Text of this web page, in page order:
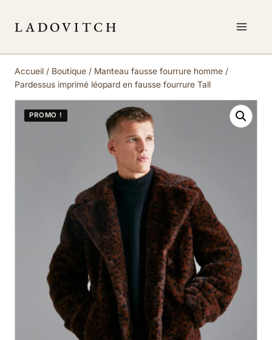
LADOVITCH
Accueil / Boutique / Manteau fausse fourrure homme /
Pardessus imprimé léopard en fausse fourrure Tall
PROMO !